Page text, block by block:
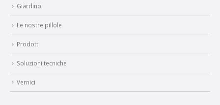
Giardino
Le nostre pillole
Prodotti
Soluzioni tecniche
Vernici